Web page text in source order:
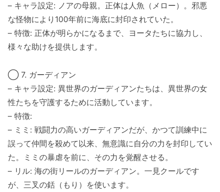
– キャラ設定: ノアの母親。正体は人魚（メロー）。邪悪
な怪物により100年前に海底に封印されていた。
– 特徴: 正体が明らかになるまで、ヨータたちに協力し、
様々な助けを提供します。
◯ 7. ガーディアン
– キャラ設定: 異世界のガーディアンたちは、異世界の女
性たちを守護するために活動しています。
– 特徴:
– ミミ: 戦闘力の高いガーディアンだが、かつて訓練中に
誤って仲間を殺めて以来、無意識に自分の力を封印してい
た。ミミの暴虐を前に、その力を覚醒させる。
– リル: 海の街リールのガーディアン。一見クールです
が、三叉の銛（もり）を使います。